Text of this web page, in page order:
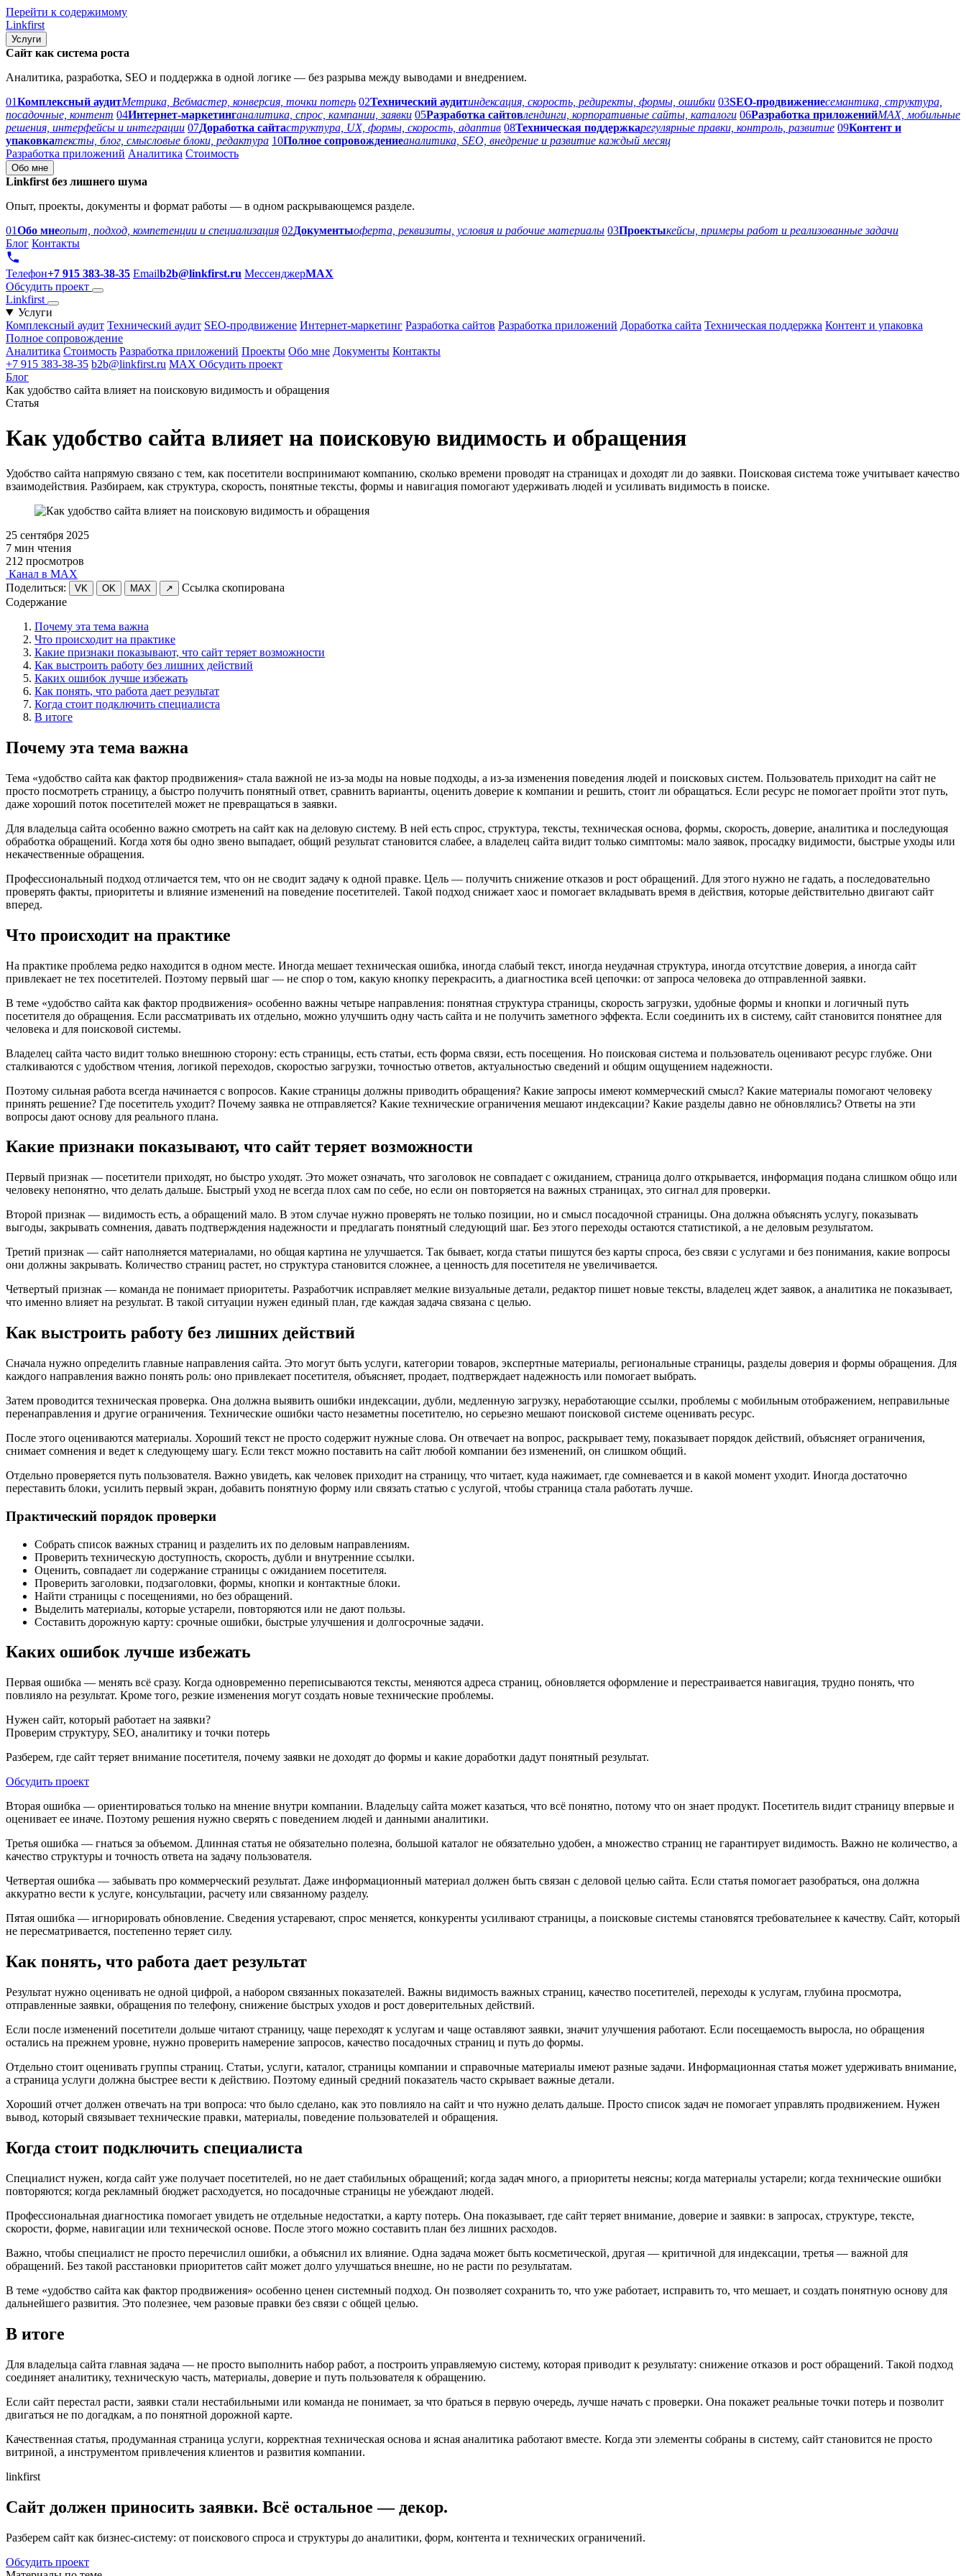
Перейти к содержимому
Linkfirst
Услуги
Сайт как система роста
Аналитика, разработка, SEO и поддержка в одной логике — без разрыва между выводами и внедрением.
01Комплексный аудитМетрика, Вебмастер, конверсия, точки потерь 02Технический аудитиндексация, скорость, редиректы, формы, ошибки 03SEO-продвижениесемантика, структура,
посадочные, контент 04Интернет-маркетинганалитика, спрос, кампании, заявки 05Разработка сайтовлендинги, корпоративные сайты, каталоги 06Разработка приложенийMAX, мобильные
решения, интерфейсы и интеграции 07Доработка сайтаструктура, UX, формы, скорость, адаптив 08Техническая поддержкарегулярные правки, контроль, развитие 09Контент и
упаковкатексты, блог, смысловые блоки, редактура 10Полное сопровождениеаналитика, SEO, внедрение и развитие каждый месяц
Разработка приложений Аналитика Стоимость
Обо мне
Linkfirst без лишнего шума
Опыт, проекты, документы и формат работы — в одном раскрывающемся разделе.
01Обо мнеопыт, подход, компетенции и специализация 02Документыоферта, реквизиты, условия и рабочие материалы 03Проектыкейсы, примеры работ и реализованные задачи
Блог Контакты
Телефон+7 915 383-38-35 Emailb2b@linkfirst.ru МессенджерMAX
Обсудить проект
Linkfirst
Услуги
Комплексный аудит Технический аудит SEO-продвижение Интернет-маркетинг Разработка сайтов Разработка приложений Доработка сайта Техническая поддержка Контент и упаковка
Полное сопровождение
Аналитика Стоимость Разработка приложений Проекты Обо мне Документы Контакты
+7 915 383-38-35 b2b@linkfirst.ru MAX Обсудить проект
Блог
Как удобство сайта влияет на поисковую видимость и обращения
Статья
Как удобство сайта влияет на поисковую видимость и обращения
Удобство сайта напрямую связано с тем, как посетители воспринимают компанию, сколько времени проводят на страницах и доходят ли до заявки. Поисковая система тоже учитывает качество
взаимодействия. Разбираем, как структура, скорость, понятные тексты, формы и навигация помогают удерживать людей и усиливать видимость в поиске.
25 сентября 2025
7 мин чтения
212 просмотров
Канал в MAX
Поделиться:
VK OK MAX ↗
Ссылка скопирована
Содержание
Почему эта тема важна
Что происходит на практике
Какие признаки показывают, что сайт теряет возможности
Как выстроить работу без лишних действий
Каких ошибок лучше избежать
Как понять, что работа дает результат
Когда стоит подключить специалиста
В итоге
Почему эта тема важна
Тема «удобство сайта как фактор продвижения» стала важной не из-за моды на новые подходы, а из-за изменения поведения людей и поисковых систем. Пользователь приходит на сайт не
просто посмотреть страницу, а быстро получить понятный ответ, сравнить варианты, оценить доверие к компании и решить, стоит ли обращаться. Если ресурс не помогает пройти этот путь,
даже хороший поток посетителей может не превращаться в заявки.
Для владельца сайта особенно важно смотреть на сайт как на деловую систему. В ней есть спрос, структура, тексты, техническая основа, формы, скорость, доверие, аналитика и последующая
обработка обращений. Когда хотя бы одно звено выпадает, общий результат становится слабее, а владелец сайта видит только симптомы: мало заявок, просадку видимости, быстрые уходы или
некачественные обращения.
Профессиональный подход отличается тем, что он не сводит задачу к одной правке. Цель — получить снижение отказов и рост обращений. Для этого нужно не гадать, а последовательно
проверять факты, приоритеты и влияние изменений на поведение посетителей. Такой подход снижает хаос и помогает вкладывать время в действия, которые действительно двигают сайт
вперед.
Что происходит на практике
На практике проблема редко находится в одном месте. Иногда мешает техническая ошибка, иногда слабый текст, иногда неудачная структура, иногда отсутствие доверия, а иногда сайт
привлекает не тех посетителей. Поэтому первый шаг — не спор о том, какую кнопку перекрасить, а диагностика всей цепочки: от запроса человека до отправленной заявки.
В теме «удобство сайта как фактор продвижения» особенно важны четыре направления: понятная структура страницы, скорость загрузки, удобные формы и кнопки и логичный путь
посетителя до обращения. Если рассматривать их отдельно, можно улучшить одну часть сайта и не получить заметного эффекта. Если соединить их в систему, сайт становится понятнее для
человека и для поисковой системы.
Владелец сайта часто видит только внешнюю сторону: есть страницы, есть статьи, есть форма связи, есть посещения. Но поисковая система и пользователь оценивают ресурс глубже. Они
сталкиваются с удобством чтения, логикой переходов, скоростью загрузки, точностью ответов, актуальностью сведений и общим ощущением надежности.
Поэтому сильная работа всегда начинается с вопросов. Какие страницы должны приводить обращения? Какие запросы имеют коммерческий смысл? Какие материалы помогают человеку
принять решение? Где посетитель уходит? Почему заявка не отправляется? Какие технические ограничения мешают индексации? Какие разделы давно не обновлялись? Ответы на эти
вопросы дают основу для реального плана.
Какие признаки показывают, что сайт теряет возможности
Первый признак — посетители приходят, но быстро уходят. Это может означать, что заголовок не совпадает с ожиданием, страница долго открывается, информация подана слишком общо или
человеку непонятно, что делать дальше. Быстрый уход не всегда плох сам по себе, но если он повторяется на важных страницах, это сигнал для проверки.
Второй признак — видимость есть, а обращений мало. В этом случае нужно проверять не только позиции, но и смысл посадочной страницы. Она должна объяснять услугу, показывать
выгоды, закрывать сомнения, давать подтверждения надежности и предлагать понятный следующий шаг. Без этого переходы остаются статистикой, а не деловым результатом.
Третий признак — сайт наполняется материалами, но общая картина не улучшается. Так бывает, когда статьи пишутся без карты спроса, без связи с услугами и без понимания, какие вопросы
они должны закрывать. Количество страниц растет, но структура становится сложнее, а ценность для посетителя не увеличивается.
Четвертый признак — команда не понимает приоритеты. Разработчик исправляет мелкие визуальные детали, редактор пишет новые тексты, владелец ждет заявок, а аналитика не показывает,
что именно влияет на результат. В такой ситуации нужен единый план, где каждая задача связана с целью.
Как выстроить работу без лишних действий
Сначала нужно определить главные направления сайта. Это могут быть услуги, категории товаров, экспертные материалы, региональные страницы, разделы доверия и формы обращения. Для
каждого направления важно понять роль: оно привлекает посетителя, объясняет, продает, подтверждает надежность или помогает выбрать.
Затем проводится техническая проверка. Она должна выявить ошибки индексации, дубли, медленную загрузку, неработающие ссылки, проблемы с мобильным отображением, неправильные
перенаправления и другие ограничения. Технические ошибки часто незаметны посетителю, но серьезно мешают поисковой системе оценивать ресурс.
После этого оцениваются материалы. Хороший текст не просто содержит нужные слова. Он отвечает на вопрос, раскрывает тему, показывает порядок действий, объясняет ограничения,
снимает сомнения и ведет к следующему шагу. Если текст можно поставить на сайт любой компании без изменений, он слишком общий.
Отдельно проверяется путь пользователя. Важно увидеть, как человек приходит на страницу, что читает, куда нажимает, где сомневается и в какой момент уходит. Иногда достаточно
переставить блоки, усилить первый экран, добавить понятную форму или связать статью с услугой, чтобы страница стала работать лучше.
Практический порядок проверки
Собрать список важных страниц и разделить их по деловым направлениям.
Проверить техническую доступность, скорость, дубли и внутренние ссылки.
Оценить, совпадает ли содержание страницы с ожиданием посетителя.
Проверить заголовки, подзаголовки, формы, кнопки и контактные блоки.
Найти страницы с посещениями, но без обращений.
Выделить материалы, которые устарели, повторяются или не дают пользы.
Составить дорожную карту: срочные ошибки, быстрые улучшения и долгосрочные задачи.
Каких ошибок лучше избежать
Первая ошибка — менять всё сразу. Когда одновременно переписываются тексты, меняются адреса страниц, обновляется оформление и перестраивается навигация, трудно понять, что
повлияло на результат. Кроме того, резкие изменения могут создать новые технические проблемы.
Нужен сайт, который работает на заявки?
Проверим структуру, SEO, аналитику и точки потерь
Разберем, где сайт теряет внимание посетителя, почему заявки не доходят до формы и какие доработки дадут понятный результат.
Обсудить проект
Вторая ошибка — ориентироваться только на мнение внутри компании. Владельцу сайта может казаться, что всё понятно, потому что он знает продукт. Посетитель видит страницу впервые и
оценивает ее иначе. Поэтому решения нужно сверять с поведением людей и данными аналитики.
Третья ошибка — гнаться за объемом. Длинная статья не обязательно полезна, большой каталог не обязательно удобен, а множество страниц не гарантирует видимость. Важно не количество, а
качество структуры и точность ответа на задачу пользователя.
Четвертая ошибка — забывать про коммерческий результат. Даже информационный материал должен быть связан с деловой целью сайта. Если статья помогает разобраться, она должна
аккуратно вести к услуге, консультации, расчету или связанному разделу.
Пятая ошибка — игнорировать обновление. Сведения устаревают, спрос меняется, конкуренты усиливают страницы, а поисковые системы становятся требовательнее к качеству. Сайт, который
не пересматривается, постепенно теряет силу.
Как понять, что работа дает результат
Результат нужно оценивать не одной цифрой, а набором связанных показателей. Важны видимость важных страниц, качество посетителей, переходы к услугам, глубина просмотра,
отправленные заявки, обращения по телефону, снижение быстрых уходов и рост доверительных действий.
Если после изменений посетители дольше читают страницу, чаще переходят к услугам и чаще оставляют заявки, значит улучшения работают. Если посещаемость выросла, но обращения
остались на прежнем уровне, нужно проверить намерение запросов, качество посадочных страниц и путь до формы.
Отдельно стоит оценивать группы страниц. Статьи, услуги, каталог, страницы компании и справочные материалы имеют разные задачи. Информационная статья может удерживать внимание,
а страница услуги должна быстрее вести к действию. Поэтому единый средний показатель часто скрывает важные детали.
Хороший отчет должен отвечать на три вопроса: что было сделано, как это повлияло на сайт и что нужно делать дальше. Просто список задач не помогает управлять продвижением. Нужен
вывод, который связывает технические правки, материалы, поведение пользователей и обращения.
Когда стоит подключить специалиста
Специалист нужен, когда сайт уже получает посетителей, но не дает стабильных обращений; когда задач много, а приоритеты неясны; когда материалы устарели; когда технические ошибки
повторяются; когда рекламный бюджет расходуется, но посадочные страницы не убеждают людей.
Профессиональная диагностика помогает увидеть не отдельные недостатки, а карту потерь. Она показывает, где сайт теряет внимание, доверие и заявки: в запросах, структуре, тексте,
скорости, форме, навигации или технической основе. После этого можно составить план без лишних расходов.
Важно, чтобы специалист не просто перечислил ошибки, а объяснил их влияние. Одна задача может быть косметической, другая — критичной для индексации, третья — важной для
обращений. Без такой расстановки приоритетов сайт может долго улучшаться внешне, но не расти по результатам.
В теме «удобство сайта как фактор продвижения» особенно ценен системный подход. Он позволяет сохранить то, что уже работает, исправить то, что мешает, и создать понятную основу для
дальнейшего развития. Это полезнее, чем разовые правки без связи с общей целью.
В итоге
Для владельца сайта главная задача — не просто выполнить набор работ, а построить управляемую систему, которая приводит к результату: снижение отказов и рост обращений. Такой подход
соединяет аналитику, техническую часть, материалы, доверие и путь пользователя к обращению.
Если сайт перестал расти, заявки стали нестабильными или команда не понимает, за что браться в первую очередь, лучше начать с проверки. Она покажет реальные точки потерь и позволит
двигаться не по догадкам, а по понятной дорожной карте.
Качественная статья, продуманная страница услуги, корректная техническая основа и ясная аналитика работают вместе. Когда эти элементы собраны в систему, сайт становится не просто
витриной, а инструментом привлечения клиентов и развития компании.
linkfirst
Сайт должен приносить заявки. Всё остальное — декор.
Разберем сайт как бизнес-систему: от поискового спроса и структуры до аналитики, форм, контента и технических ограничений.
Обсудить проект